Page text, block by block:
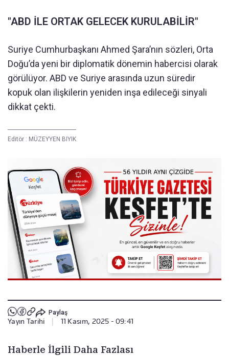
"ABD İLE ORTAK GELECEK KURULABİLİR"
Suriye Cumhurbaşkanı Ahmed Şara’nın sözleri, Orta
Doğu’da yeni bir diplomatik dönemin habercisi olarak
görülüyor. ABD ve Suriye arasında uzun süredir
kopuk olan ilişkilerin yeniden inşa edileceği sinyali
dikkat çekti.
Editör : MÜZEYYEN BIYIK
Paylaş
Yayın Tarihi 11 Kasım, 2025 - 09:41
Haberle İlgili Daha Fazlası